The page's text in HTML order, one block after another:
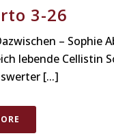
3-26
– Sophie
lebende Cellistin
[...]